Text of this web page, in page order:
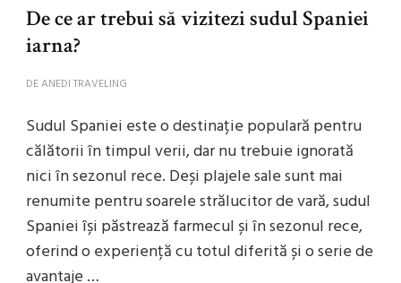
De ce ar trebui să vizitezi sudul Spaniei
iarna?
DEANEDI TRAVELING
Sudul Spaniei este o destinație populară pentru
călătorii în timpul verii, dar nu trebuie ignorată
nici în sezonul rece. Deși plajele sale sunt mai
renumite pentru soarele strălucitor de vară, sudul
Spaniei își păstrează farmecul și în sezonul rece,
oferind o experiență cu totul diferită și o serie de
avantaje …